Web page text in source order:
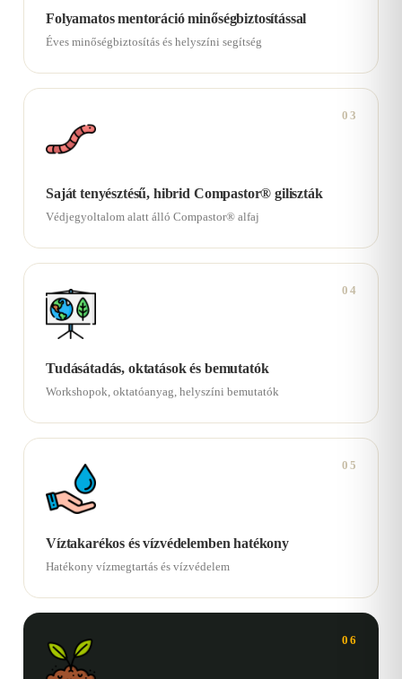
Folyamatos mentoráció minőségbiztosítással
Éves minőségbiztosítás és helyszíni segítség
03
Saját tenyésztésű, hibrid Compastor® giliszták
Védjegyoltalom alatt álló Compastor® alfaj
04
Tudásátadás, oktatások és bemutatók
Workshopok, oktatóanyag, helyszíni bemutatók
05
Víztakarékos és vízvédelemben hatékony
Hatékony vízmegtartás és vízvédelem
06